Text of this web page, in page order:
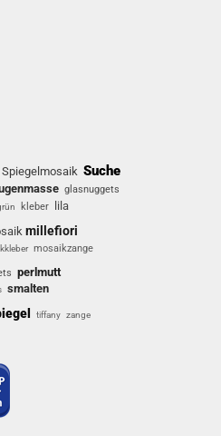
Spiegelmosaik Suche
glasnuggets
kleber
lila
millefiori
mosaikzange
perlmutt
smalten
tiffany zange